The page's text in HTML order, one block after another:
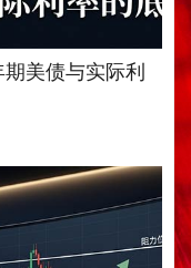
美债与实际利